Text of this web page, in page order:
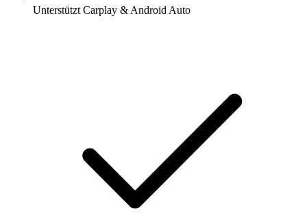
Unterstützt Carplay & Android Auto